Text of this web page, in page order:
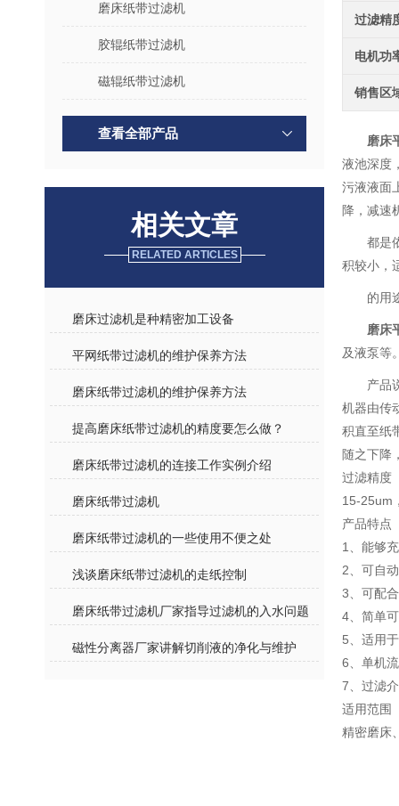
磨床纸带过滤机
胶辊纸带过滤机
磁辊纸带过滤机
查看全部产品
相关文章
RELATED ARTICLES
磨床过滤机是种精密加工设备
平网纸带过滤机的维护保养方法
磨床纸带过滤机的维护保养方法
提高磨床纸带过滤机的精度要怎么做？
磨床纸带过滤机的连接工作实例介绍
磨床纸带过滤机
磨床纸带过滤机的一些使用不便之处
浅谈磨床纸带过滤机的走纸控制
磨床纸带过滤机厂家指导过滤机的入水问题
磁性分离器厂家讲解切削液的净化与维护
过滤精
电机功
销售区
磨床
液池深度
污液液面
降，减速
都是
积较小，
的用
磨床
及液泵等
产品
机器由传
积直至纸
随之下降
过滤精度
15-25um
产品特点
1、能够
2、可自
3、可配
4、简单
5、适用
6、单机
7、过滤
适用范围
精密磨床